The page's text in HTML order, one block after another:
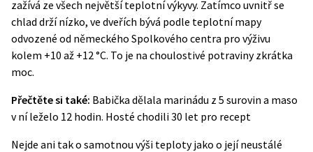
zažívá ze všech největší teplotní výkyvy. Zatímco uvnitř se
chlad drží nízko, ve dveřích bývá podle teplotní mapy
odvozené od německého Spolkového centra pro výživu
kolem +10 až +12 °C. To je na choulostivé potraviny zkrátka
moc.
Přečtěte si také: Babička dělala marinádu z 5 surovin a maso
v ní leželo 12 hodin. Hosté chodili 30 let pro recept
Nejde ani tak o samotnou výši teploty jako o její neustálé